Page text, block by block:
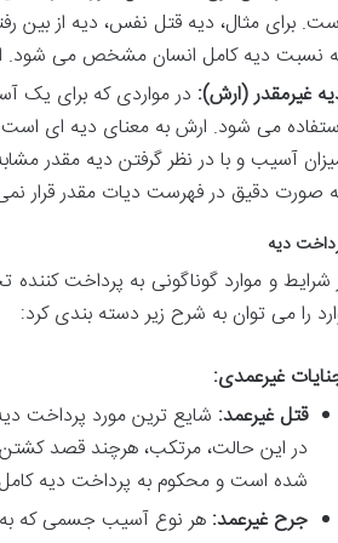
برای مثال، دیه قتل نفس، دیه از
نسبت دیه کامل انسان مشخص می شود.
غیرمقدر (ارش): در مواردی که برای
می شود. ارش به معنای دیه ای
آسیب و با در نظر گرفتن دیه مقدر
صورت دقیق در فهرست دیات مقدر قرار
دیه
شرایط و موارد گوناگونی به پرداخت
را می توان به شرح زیر دسته بندی کرد:
غیرعمدی:
قتل غیرعمد: شایع ترین مورد پرداخت
در این حالت، مرتکب، هرچند قصد
شده است و محکوم به پرداخت دیه
جرح غیرعمد: هر نوع آسیب جسمی که به